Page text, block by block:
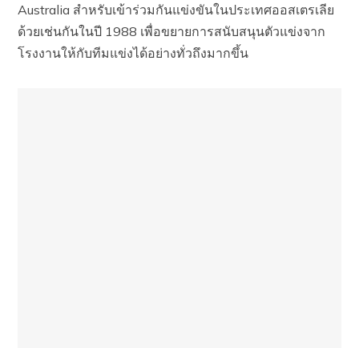
Australia สำหรับเข้าร่วมกันแข่งขันในประเทศออสเตรเลีย
ด้วยเช่นกันในปี 1988 เพื่อขยายการสนับสนุนตัวแข่งจาก
โรงงานให้กับทีมแข่งได้อย่างทั่วถึงมากขึ้น